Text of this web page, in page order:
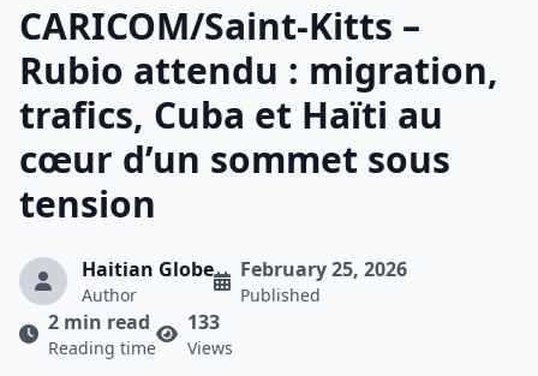
CARICOM/Saint-Kitts –
Rubio attendu : migration,
trafics, Cuba et Haïti au
cœur d’un sommet sous
tension
Haitian Globe
Author
February 25, 2026
Published
2 min read
Reading time
133
Views